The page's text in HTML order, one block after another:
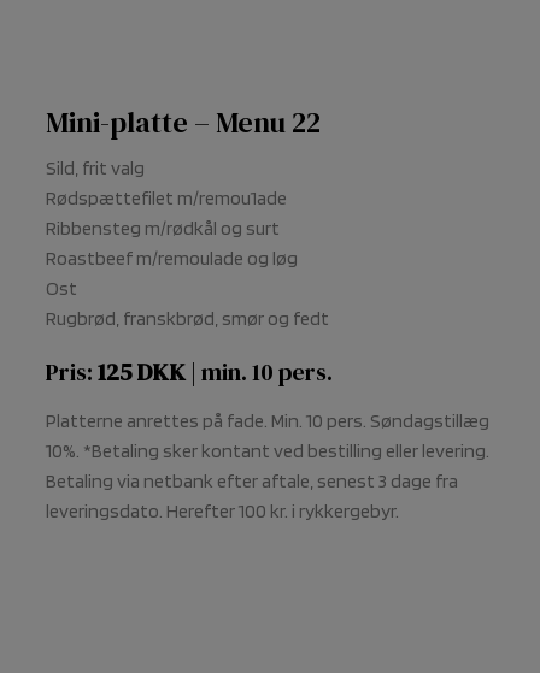
Mini-platte – Menu 22
Sild, frit valg
Rødspættefilet m/remou1ade
Ribbensteg m/rødkål og surt
Roastbeef m/remoulade og løg
Ost
Rugbrød, franskbrød, smør og fedt
Pris:125 DKK| min. 10 pers.
Platterne anrettes på fade. Min. 10 pers. Søndagstillæg
10%. *Betaling sker kontant ved bestilling eller levering.
Betaling via netbank efter aftale, senest 3 dage fra
leveringsdato. Herefter 100 kr. i rykkergebyr.